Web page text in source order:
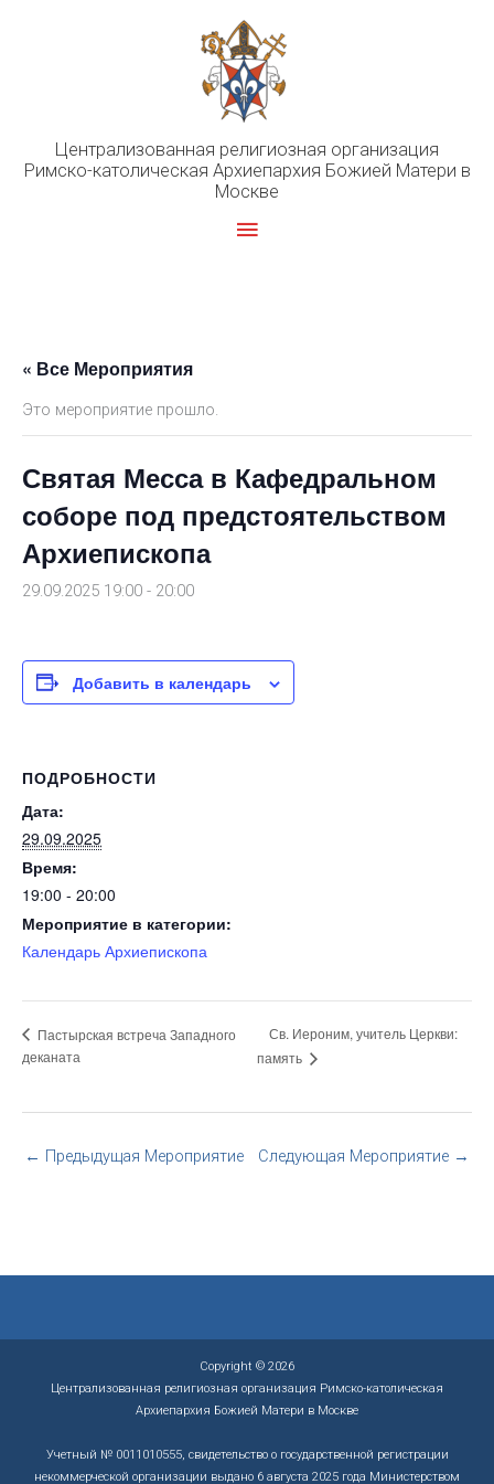
Централизованная религиозная организация
Римско-католическая Архиепархия Божией Матери в
Москве
Главное
« Все Мероприятия
Это мероприятие прошло.
Святая Месса в Кафедральном
соборе под предстоятельством
Архиепископа
29.09.2025 19:00 - 20:00
Добавить в календарь
ПОДРОБНОСТИ
Дата:
29.09.2025
Время:
19:00 - 20:00
Мероприятие в категории:
Календарь Архиепископа
Пастырская встреча Западного
деканата
Св. Иероним, учитель Церкви:
память
← Предыдущая Мероприятие Следующая Мероприятие →
Copyright © 2026
Централизованная религиозная организация Римско-католическая
Архиепархия Божией Матери в Москве
Учетный № 0011010555, свидетельство о государственной регистрации
некоммерческой организации выдано 6 августа 2025 года Министерством